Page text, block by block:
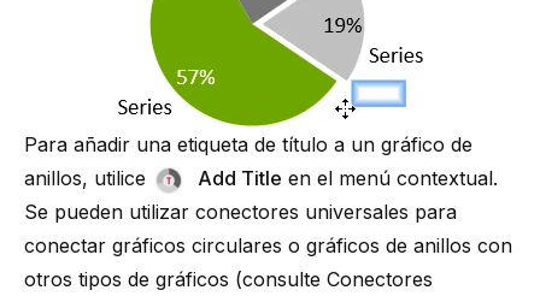
Para añadir una etiqueta de título a un gráfico de
anillos, utilice
Add Title en el menú contextual.
Se pueden utilizar conectores universales para
conectar gráficos circulares o gráficos de anillos con
otros tipos de gráficos (consulte Conectores